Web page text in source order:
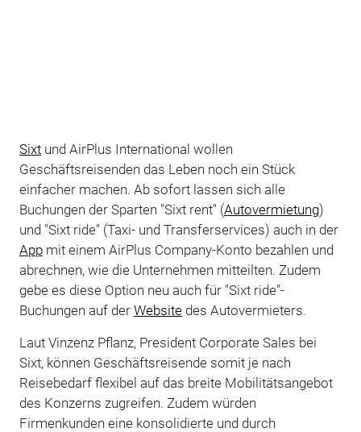
Sixtund AirPlus International wollen
Geschäftsreisenden das Leben noch ein Stück
einfacher machen. Ab sofort lassen sich alle
Buchungen der Sparten "Sixt rent" (Autovermietung)
und "Sixt ride" (Taxi- und Transferservices) auch in der
Appmit einem AirPlus Company-Konto bezahlen und
abrechnen, wie die Unternehmen mitteilten. Zudem
gebe es diese Option neu auch für "Sixt ride"-
Buchungen auf der Websitedes Autovermieters.
Laut Vinzenz Pflanz, President Corporate Sales bei
Sixt, können Geschäftsreisende somit je nach
Reisebedarf flexibel auf das breite Mobilitätsangebot
des Konzerns zugreifen. Zudem würden
Firmenkunden eine konsolidierte und durch